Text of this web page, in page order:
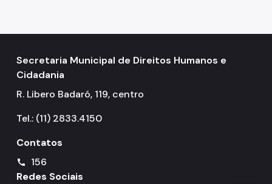
Secretaria Municipal de Direitos Humanos e
Cidadania
R. Libero Badaró, 119, centro
Tel.: (11) 2833.4150
Contatos
call
156
Redes Sociais